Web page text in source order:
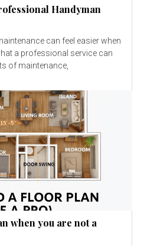
Handyman
can feel easier when
a professional service can
of maintenance,
when you are not a